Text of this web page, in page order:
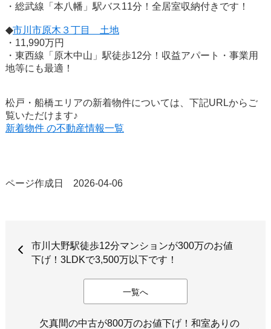
・総武線「本八幡」駅バス11分！全居室収納付きです！
◆市川市原木３丁目 土地
・11,990万円
・東西線「原木中山」駅徒歩12分！収益アパート・事業用
地等にも最適！
松戸・船橋エリアの新着物件については、下記URLからご
覧いただけます♪
新着物件 の不動産情報一覧
ページ作成日 2026-04-06
市川大野駅徒歩12分マンションが300万のお値
下げ！3LDKで3,500万以下です！
一覧へ
欠真間の中古が800万のお値下げ！和室ありの